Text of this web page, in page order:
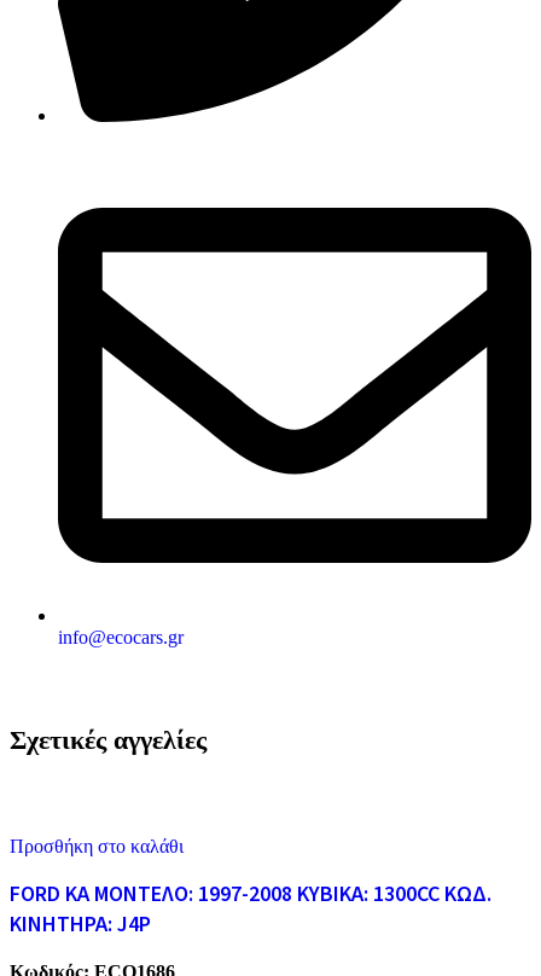
info@ecocars.gr
Σχετικές αγγελίες
Προσθήκη στο καλάθι
FORD KA ΜΟΝΤΕΛΟ: 1997-2008 ΚΥΒΙΚΑ: 1300CC ΚΩΔ.
ΚΙΝΗΤΗΡΑ: J4P
Κωδικός: ECO1686